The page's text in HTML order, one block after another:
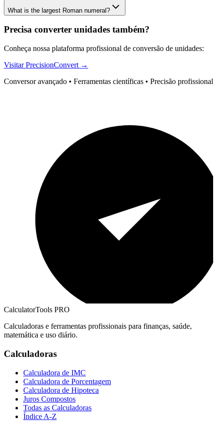
What is the largest Roman numeral?
Precisa converter unidades também?
Conheça nossa plataforma profissional de conversão de unidades:
Visitar PrecisionConvert →
Conversor avançado • Ferramentas científicas • Precisão profissional
CalculatorTools PRO
Calculadoras e ferramentas profissionais para finanças, saúde,
matemática e uso diário.
Calculadoras
Calculadora de IMC
Calculadora de Porcentagem
Calculadora de Hipoteca
Juros Compostos
Todas as Calculadoras
Índice A-Z